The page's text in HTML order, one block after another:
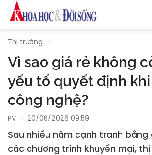
Thị trường
Vì sao giá rẻ không
yếu tố quyết định
công nghệ?
PV 20/06/2026 09:59
Sau nhiều năm cạnh tranh bằng
các chương trình khuyến mại,